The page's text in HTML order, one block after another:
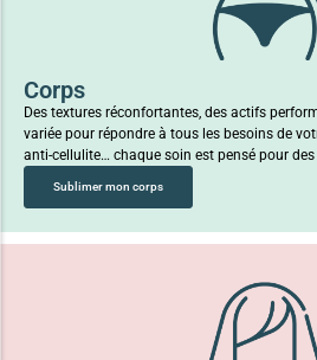
Corps
Des textures réconfortantes, des actifs
variée pour répondre à tous les besoins de
anti-cellulite… chaque soin est pensé pour
Sublimer mon corps